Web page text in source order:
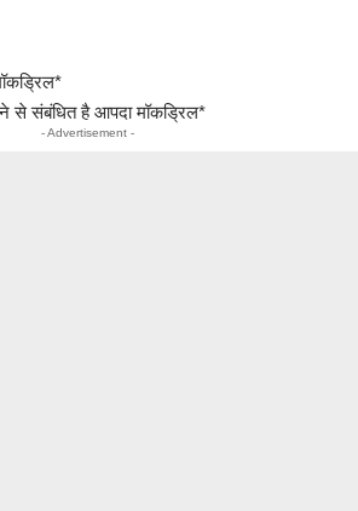
से संबंधित है आपदा मॉकड्रिल*
- Advertisement -